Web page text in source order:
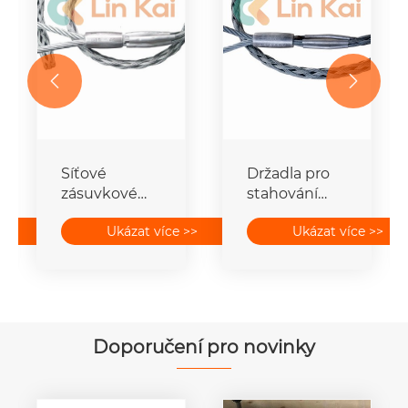
Síťové
zásuvkové
Ukázat více >>
Držadla pro
stahování
Ukázat více >>
 
Doporučení pro novinky